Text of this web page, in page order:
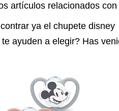
artículos relacionados con
ya el chupete disney
ayuden a elegir? Has